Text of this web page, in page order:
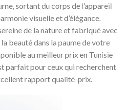
sortant du corps de l’appareil
visuelle et d’élégance.
de la nature et fabriqué avec
beauté dans la paume de votre
au meilleur prix en Tunisie
parfait pour ceux qui recherchent
rapport qualité-prix.